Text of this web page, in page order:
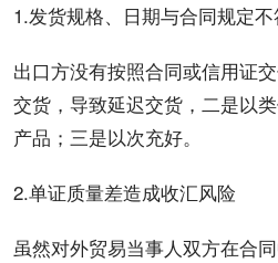
1.发货规格、日期与合同规定
出口方没有按照合同或信用证
交货，导致延迟交货，二是以
产品；三是以次充好。
2.单证质量差造成收汇风险
虽然对外贸易当事人双方在合